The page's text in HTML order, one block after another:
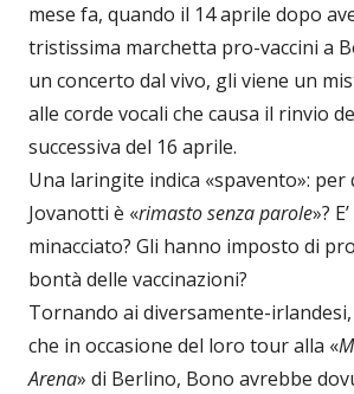
mese fa, quando il 14 aprile dopo
tristissima marchetta pro-vaccini a
un concerto dal vivo, gli viene un
alle corde vocali che causa il rinvio
successiva del 16 aprile.
Una laringite indica «spavento»: per
Jovanotti è «rimasto senza parole»?
minacciato? Gli hanno imposto di
bontà delle vaccinazioni?
Tornando ai diversamente-
che in occasione del loro tour alla «
Arena» di Berlino, Bono avrebbe